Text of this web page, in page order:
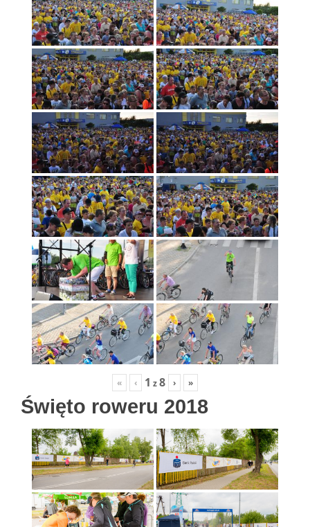
« ‹ 1 z8 › »
Święto roweru 2018